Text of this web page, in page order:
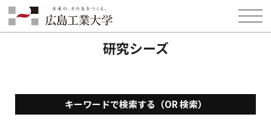
HOME 研究機関・研究者の皆様へ
研究シーズ
キーワードで検索する（OR 検索）